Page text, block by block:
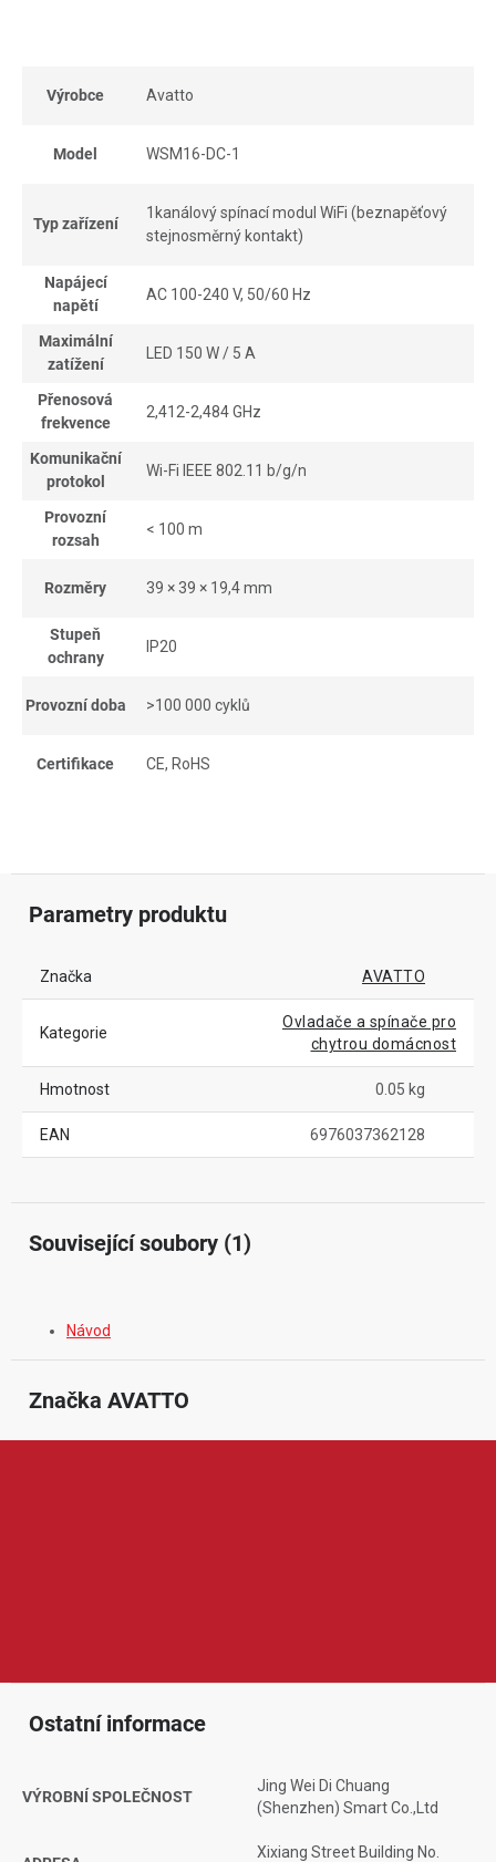
Výrobce Avatto
Model WSM16-DC-1
Typ zařízení
1kanálový spínací modul WiFi (beznapěťový
stejnosměrný kontakt)
Napájecí
napětí
AC 100-240 V, 50/60 Hz
Maximální
zatížení
LED 150 W / 5 A
Přenosová
frekvence
2,412-2,484 GHz
Komunikační
protokol
Wi-Fi IEEE 802.11 b/g/n
Provozní
rozsah
< 100 m
Rozměry 39 × 39 × 19,4 mm
Stupeň
ochrany
IP20
Provozní doba >100 000 cyklů
Certifikace CE, RoHS
Parametry produktu
Značka AVATTO
Kategorie
Ovladače a spínače pro
chytrou domácnost
Hmotnost 0.05 kg
EAN 6976037362128
Související soubory (1)
Návod
Značka AVATTO
Ostatní informace
VÝROBNÍ SPOLEČNOST
Jing Wei Di Chuang
(Shenzhen) Smart Co.,Ltd
Xixiang Street Building No.